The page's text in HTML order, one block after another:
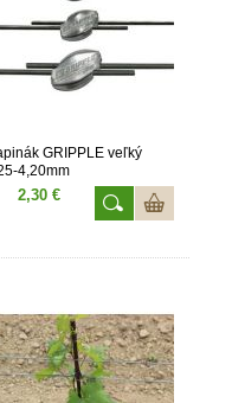
GRIPPLE veľký
4,20mm
2,30 €